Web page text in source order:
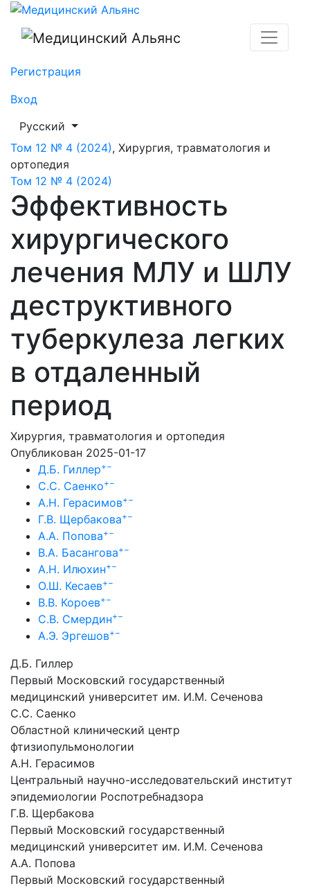
Эффективность хирургического лечения МЛУ и ШЛУ
Регистрация
Вход
##plugins.themes.healthSciences.language.toggle##
Русский
Том 12 № 4 (2024), Хирургия, травматология и
ортопедия
Том 12 № 4 (2024)
Эффективность
хирургического
лечения МЛУ и ШЛУ
деструктивного
туберкулеза легких
в отдаленный
период
Хирургия, травматология и ортопедия
Опубликован 2025-01-17
Д.Б. Гиллер+−
С.С. Саенко+−
А.Н. Герасимов+−
Г.В. Щербакова+−
А.А. Попова+−
В.А. Басангова+−
А.Н. Илюхин+−
О.Ш. Кесаев+−
В.В. Короев+−
С.В. Смердин+−
А.Э. Эргешов+−
Д.Б. Гиллер
Первый Московский государственный
медицинский университет им. И.М. Сеченова
С.С. Саенко
Областной клинический центр
фтизиопульмонологии
А.Н. Герасимов
Центральный научно-исследовательский институт
эпидемиологии Роспотребнадзора
Г.В. Щербакова
Первый Московский государственный
медицинский университет им. И.М. Сеченова
А.А. Попова
Первый Московский государственный